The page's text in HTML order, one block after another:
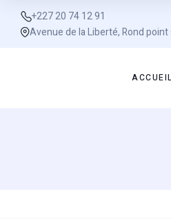
+227 20 74 12 91
Avenue de la Liberté, Rond